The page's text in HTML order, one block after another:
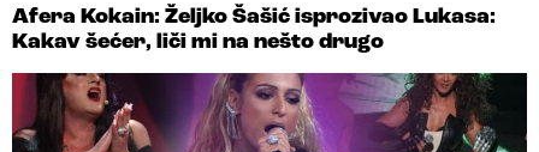
Afera Kokain: Željko Šašić isprozivao Lukasa:
Kakav šećer, liči mi na nešto drugo